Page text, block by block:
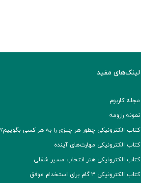
لینک‌های مفید
مجله کاربوم
نمونه رزومه
کتاب الکترونیکی چطور هر چیزی را به هر کسی بگوییم؟
کتاب الکترونیکی مهارت‌های آینده
کتاب الکترونیکی هنر انتخاب مسیر شغلی
کتاب الکترونیکی ۳ گام برای استخدام موفق